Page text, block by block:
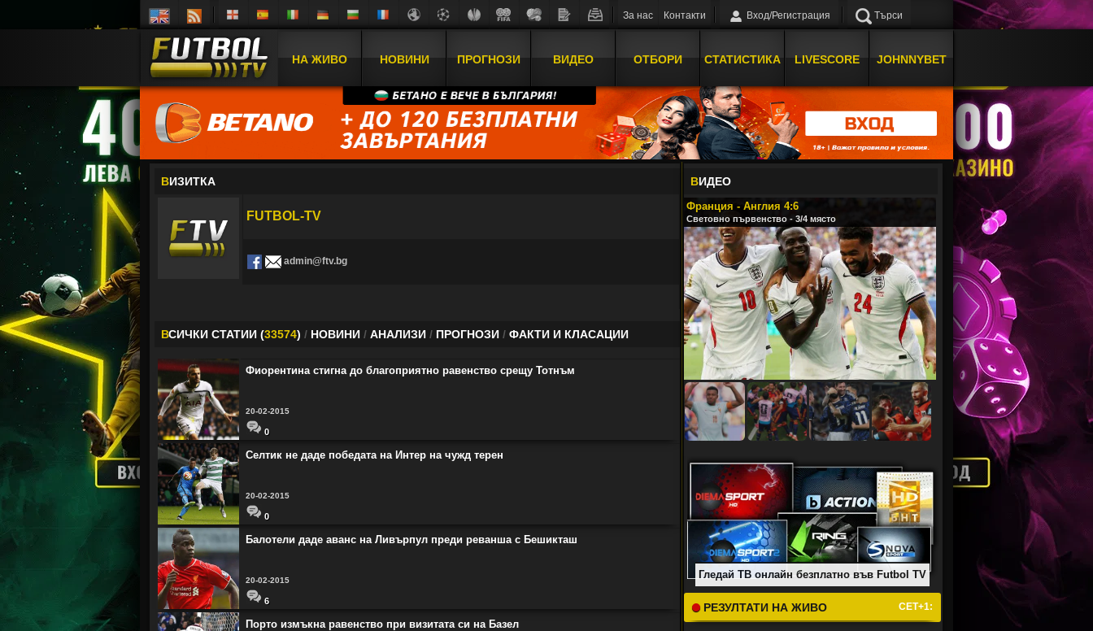
За нас Контакти Вход/Регистрация Търси
НА ЖИВО НОВИНИ ПРОГНОЗИ ВИДЕО ОТБОРИ СТАТИСТИКА LIVESCORE JOHNNYBET
ВИЗИТКА
FUTBOL-TV
admin@ftv.bg
ВСИЧКИ СТАТИИ (33574) / НОВИНИ / АНАЛИЗИ / ПРОГНОЗИ / ФАКТИ И КЛАСАЦИИ
Фиорентина стигна до благоприятно равенство срещу Тотнъм
20-02-2015
0
Селтик не даде победата на Интер на чужд терен
20-02-2015
0
Балотели даде аванс на Ливърпул преди реванша с Бешикташ
20-02-2015
6
Порто измъкна равенство при визитата си на Базел
ВИДЕО
Франция - Англия 4:6
Световно първенство - 3/4 място
Гледай ТВ онлайн безплатно във Futbol TV
РЕЗУЛТАТИ НА ЖИВО СЕТ+1: